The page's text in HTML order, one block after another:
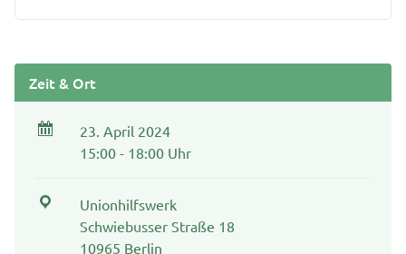
Zeit & Ort
23. April 2024
15:00 - 18:00 Uhr
Unionhilfswerk
Schwiebusser Straße 18
10965 Berlin